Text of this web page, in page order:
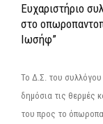
Ευχαριστήριο
στο
Ιωσήφ”
Το Δ.Σ. του
δημόσια τις θερμές
του προς το